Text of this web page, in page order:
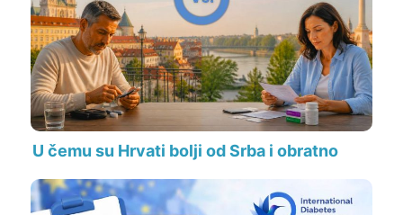
U čemu su Hrvati bolji od Srba i obratno